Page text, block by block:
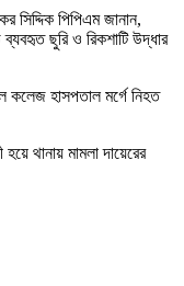
সিদ্দিক পিপিএম জানান,
ছুরি ও রিকশাটি উদ্ধার
কলেজ হাসপতাল মর্গে নিহত
থানায় মামলা দায়েরের